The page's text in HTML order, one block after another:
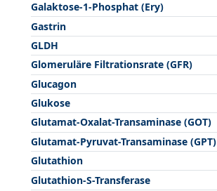
Galaktose-1-Phosphat (Ery)
Gastrin
GLDH
Glomeruläre Filtrationsrate (GFR)
Glucagon
Glukose
Glutamat-Oxalat-Transaminase (GOT)
Glutamat-Pyruvat-Transaminase (GPT)
Glutathion
Glutathion-S-Transferase